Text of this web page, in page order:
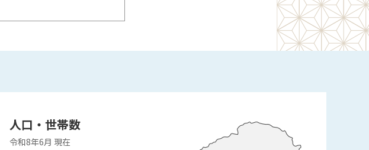
人口・世帯数
令和8年6月 現在